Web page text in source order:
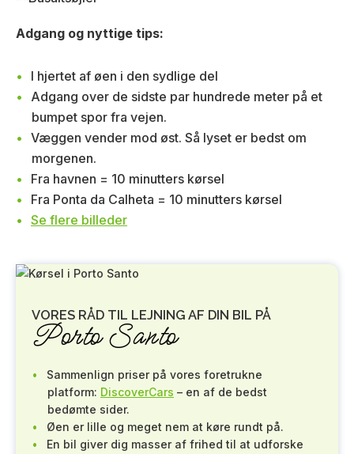
Adgang og nyttige tips:
I hjertet af øen i den sydlige del
Adgang over de sidste par hundrede meter på et
bumpet spor fra vejen.
Væggen vender mod øst. Så lyset er bedst om
morgenen.
Fra havnen = 10 minutters kørsel
Fra Ponta da Calheta = 10 minutters kørsel
Se flere billeder
VORES RÅD TIL LEJNING AF DIN BIL PÅ
Porto Santo
Sammenlign priser på vores foretrukne
platform: DiscoverCars – en af de bedst
bedømte sider.
Øen er lille og meget nem at køre rundt på.
En bil giver dig masser af frihed til at udforske